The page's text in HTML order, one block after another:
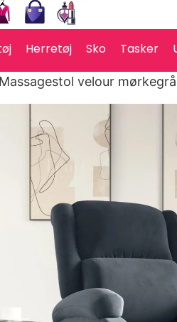
Herretøj Sko Tasker
velour mørkegrå